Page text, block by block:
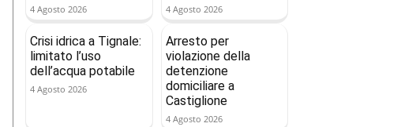
4 Agosto 2026 4 Agosto 2026
Crisi idrica a Tignale:
limitato l’uso
dell’acqua potabile
4 Agosto 2026
Arresto per
violazione della
detenzione
domiciliare a
Castiglione
4 Agosto 2026